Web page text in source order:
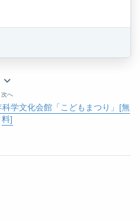
次へ
科学文化会館「こどもまつり」[無
料]